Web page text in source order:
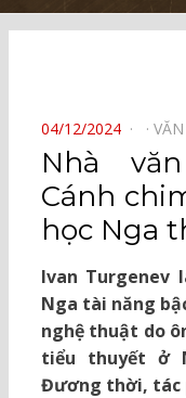
POSTED
ON
04/12/2024 VĂN
Nhà
Cánh
học Nga
Ivan Turgenev
Nga tài năng
nghệ thuật do
tiểu thuyết ở
Đương thời, tác